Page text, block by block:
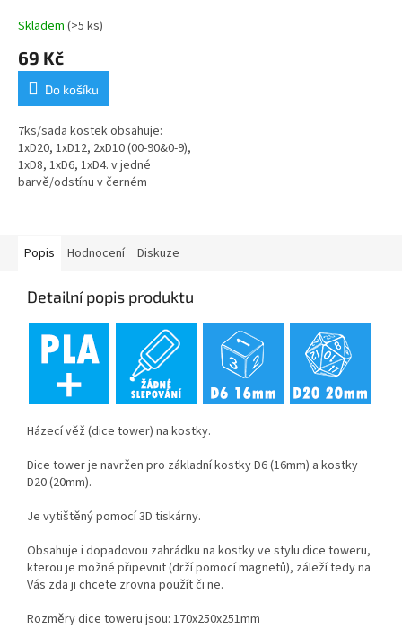
Skladem (>5 ks)
69 Kč
Do košíku
7ks/sada kostek obsahuje:
1xD20, 1xD12, 2xD10 (00-90&0-9),
1xD8, 1xD6, 1xD4. v jedné
barvě/odstínu v černém
Popis Hodnocení Diskuze
Detailní popis produktu
Házecí věž (dice tower) na kostky.
Dice tower je navržen pro základní kostky D6 (16mm) a kostky
D20 (20mm).
Je vytištěný pomocí 3D tiskárny.
Obsahuje i dopadovou zahrádku na kostky ve stylu dice toweru,
kterou je možné připevnit (drží pomocí magnetů), záleží tedy na
Vás zda ji chcete zrovna použít či ne.
Rozměry dice toweru jsou: 170x250x251mm